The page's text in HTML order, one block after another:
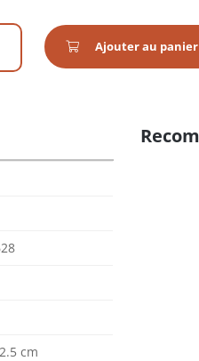
Ajouter au panier
cm